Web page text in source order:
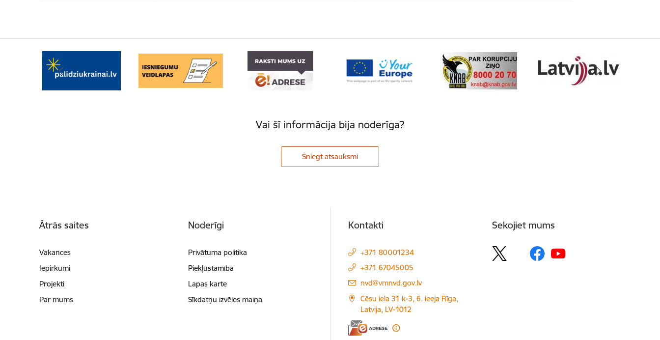
Vai šī informācija bija noderīga?
Sniegt atsauksmi
Ātrās saites
Vakances
Iepirkumi
Projekti
Par mums
Noderīgi
Privātuma politika
Piekļūstamība
Lapas karte
Sīkdatņu izvēles maiņa
Kontakti
+371 80001234
+371 67045005
E-pasts:
nvd@vmnvd.gov.lv
Cēsu iela 31 k-3, 6. ieeja Rīga,
Latvija, LV-1012
Sekojiet mums